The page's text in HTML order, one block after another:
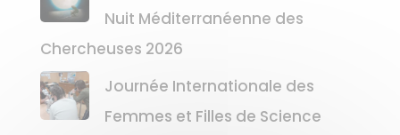
Nuit Méditerranéenne des
Chercheuses 2026
Journée Internationale des
Femmes et Filles de Science